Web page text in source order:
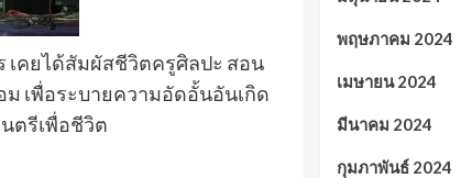
เคยได้สัมผัสชีวิตครูศิลปะ สอน
เพื่อระบายความอัดอั้นอันเกิด
ตรีเพื่อชีวิต
พฤษภาคม 2024
เมษายน 2024
มีนาคม 2024
กุมภาพันธ์ 2024